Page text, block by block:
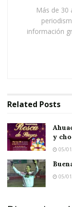
Más de 30
información
Related Posts
y
05/
05/